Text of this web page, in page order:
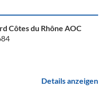
Côtes du Rhône AOC
Details anzeigen